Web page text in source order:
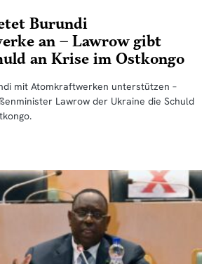
Burundi
an – Lawrow gibt
an Krise im Ostkongo
mit Atomkraftwerken unterstützen –
Lawrow der Ukraine die Schuld